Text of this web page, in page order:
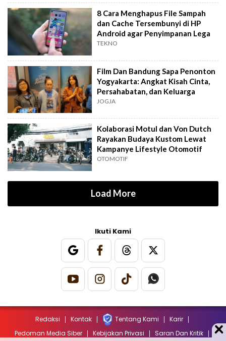
8 Cara Menghapus File Sampah
dan Cache Tersembunyi di HP
Android agar Penyimpanan Lega
TEKNO
Film Dan Bandung Sapa Penonton
Yogyakarta: Angkat Kisah Cinta,
Persahabatan, dan Keluarga
JOGJA
Kolaborasi Motul dan Von Dutch
Rayakan Budaya Kustom Lewat
Kampanye Lifestyle Otomotif
OTOMOTIF
Load More
Ikuti Kami
Redaksi Kontak Tentang Kami
Karir
Pedoman Media Siber
Kebijakan Privasi Saran Dan Kritik